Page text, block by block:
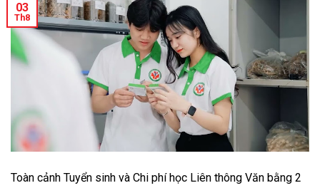
03
Th8
Toàn cảnh Tuyển sinh và Chi phí học Liên thông Văn bằng 2